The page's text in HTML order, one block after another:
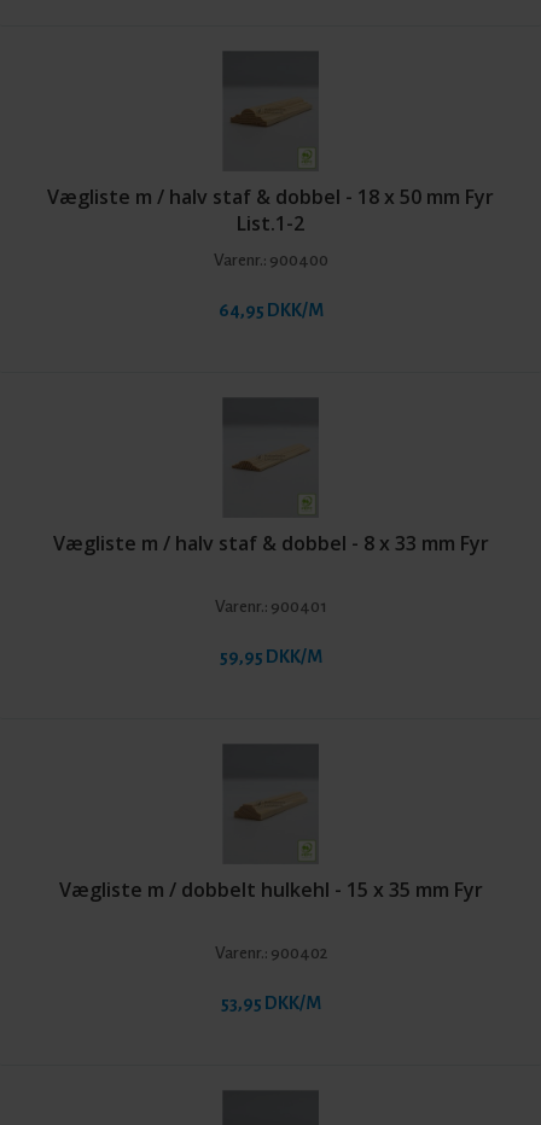
Vægliste m / halv staf & dobbel - 18 x 50 mm Fyr
List.1-2
Varenr.: 900400
64,95 DKK/M
Vægliste m / halv staf & dobbel - 8 x 33 mm Fyr
Varenr.: 900401
59,95 DKK/M
Vægliste m / dobbelt hulkehl - 15 x 35 mm Fyr
Varenr.: 900402
53,95 DKK/M